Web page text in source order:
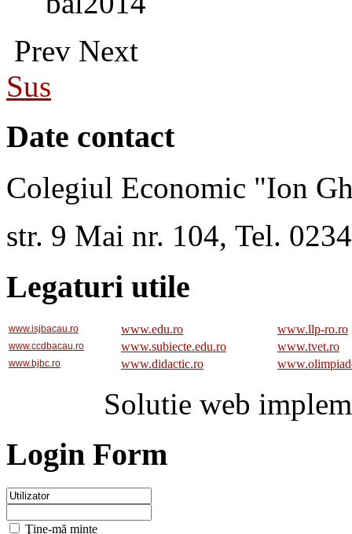
Prev Next
Sus
Date contact
Colegiul Economic "Ion
str. 9 Mai nr. 104, Tel.
Legaturi utile
www.isjbacau.ro www.edu.ro www.llp-ro.ro
www.ccdbacau.ro www.subiecte.edu.ro www.tvet.ro
www.bjbc.ro www.didactic.ro
Solutie web
Login Form
Ţine-mă minte